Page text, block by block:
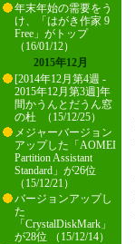
年末年始の需要をう
け、「はがき作家 9
Free」がトップ
（16/01/12）
2015年12月
[2014年12月第4週 -
2015年12月第3週]年
間かうんとだうん窓
の杜 （15/12/25）
メジャーバージョン
アップした「AOMEI
Partition Assistant
Standard」が26位
（15/12/21）
バージョンアップし
た
「CrystalDiskMark」
が28位 （15/12/14）